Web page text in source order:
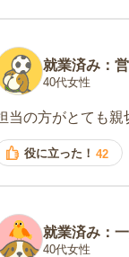
就業済み：
40代女性
当の方がとても親
役に立った！ 42
就業済み：
40代女性